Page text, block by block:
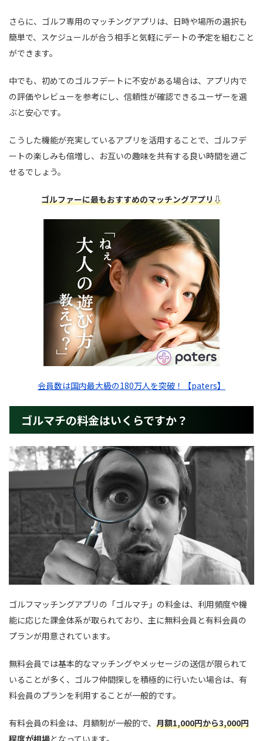
さらに、ゴルフ専用のマッチングアプリは、日時や場所の選択も
簡単で、スケジュールが合う相手と気軽にデートの予定を組むこと
ができます。
中でも、初めてのゴルフデートに不安がある場合は、アプリ内で
の評価やレビューを参考にし、信頼性が確認できるユーザーを選
ぶと安心です。
こうした機能が充実しているアプリを活用することで、ゴルフデ
ートの楽しみも倍増し、お互いの趣味を共有する良い時間を過ご
せるでしょう。
ゴルファーに最もおすすめのマッチングアプリ⇩
会員数は国内最大級の180万人を突破！【paters】
ゴルマチの料金はいくらですか？
ゴルフマッチングアプリの「ゴルマチ」の料金は、利用頻度や機
能に応じた課金体系が取られており、主に無料会員と有料会員の
プランが用意されています。
無料会員では基本的なマッチングやメッセージの送信が限られて
いることが多く、ゴルフ仲間探しを積極的に行いたい場合は、有
料会員のプランを利用することが一般的です。
有料会員の料金は、月額制が一般的で、 月額1,000円から3,000円